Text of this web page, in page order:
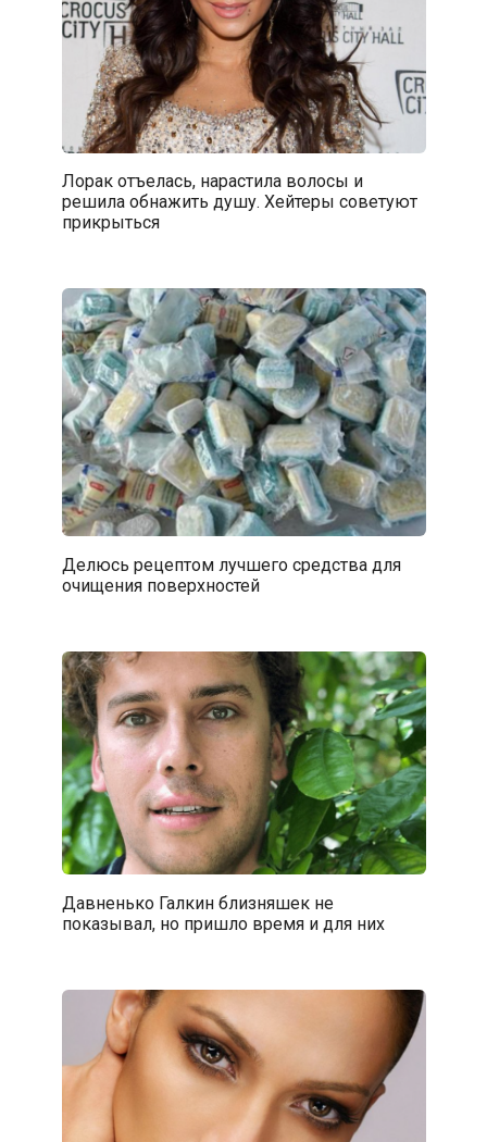
Лорак отъелась, нарастила волосы и
решила обнажить душу. Хейтеры советуют
прикрыться
Делюсь рецептом лучшего средства для
очищения поверхностей
Давненько Галкин близняшек не
показывал, но пришло время и для них